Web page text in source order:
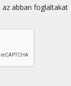
abban foglaltakat